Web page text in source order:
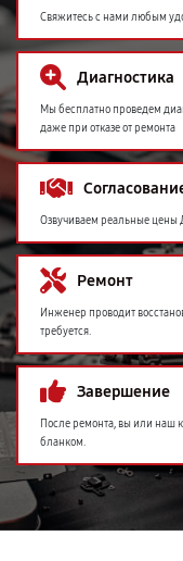
Свяжитесь с нами любым
Диагностика
Мы бесплатно проведем
даже при отказе от ремонта
Озвучиваем реальные цены
Ремонт
Инженер проводит
требуется.
Завершение
После ремонта, вы или наш
бланком.